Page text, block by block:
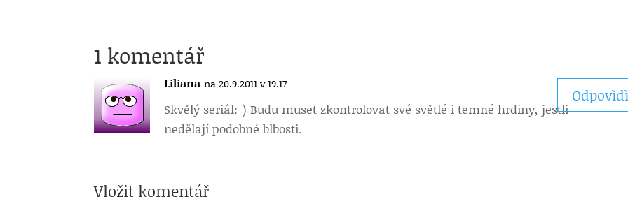
1 komentář
Liliana na 20.9.2011 v 19.17
Skvělý seriál:-) Budu muset zkontrolovat své světlé i temné hrdiny, jestli
nedělají podobné blbosti.
Vložit komentář